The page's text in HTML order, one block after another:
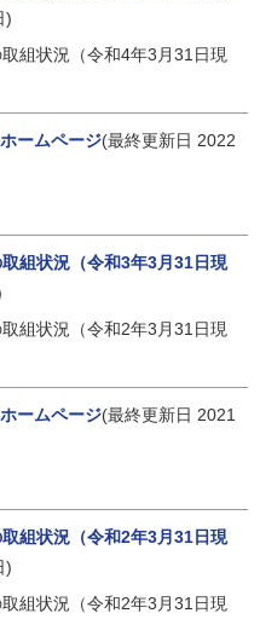
)
組状況（令和4年3月31日現
ームページ(最終更新日 2022
組状況（令和3年3月31日現
組状況（令和2年3月31日現
ームページ(最終更新日 2021
組状況（令和2年3月31日現
)
組状況（令和2年3月31日現